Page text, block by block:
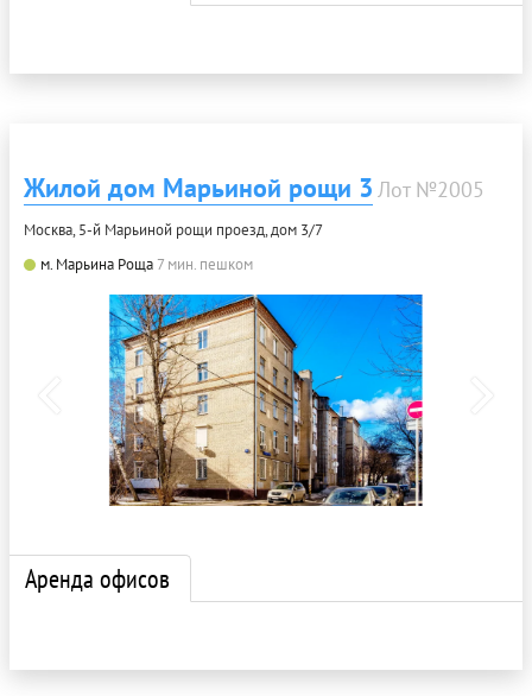
Жилой дом Марьиной рощи 3 Лот №2005
Москва, 5-й Марьиной рощи проезд, дом 3/7
м. Марьина Роща 7 мин. пешком
Аренда офисов